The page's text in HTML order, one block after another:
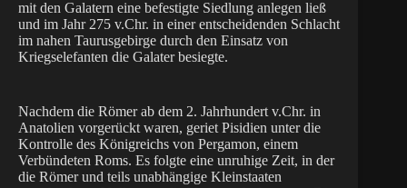
mit den Galatern eine befestigte Siedlung anlegen ließ
und im Jahr 275 v.Chr. in einer entscheidenden Schlacht
im nahen Taurusgebirge durch den Einsatz von
Kriegselefanten die Galater besiegte.
Nachdem die Römer ab dem 2. Jahrhundert v.Chr. in
Anatolien vorgerückt waren, geriet Pisidien unter die
Kontrolle des Königreichs von Pergamon, einem
Verbündeten Roms. Es folgte eine unruhige Zeit, in der
die Römer und teils unabhängige Kleinstaaten